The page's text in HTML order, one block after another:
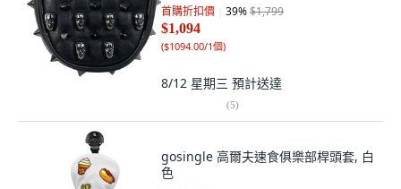
首購折扣價 39%$1,799
$1,094
($1094.00/1個)
8/12 星期三 預計送達
(5)
gosingle 高爾夫速食俱樂部桿頭套, 白
色